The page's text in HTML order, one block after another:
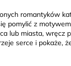
romantyków
pomylić z
lub miasta, wręcz
serce i pokaże,